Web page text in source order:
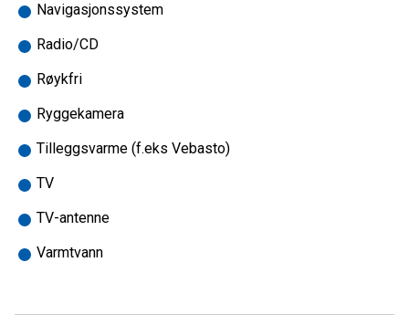
Navigasjonssystem
Radio/CD
Røykfri
Ryggekamera
Tilleggsvarme (f.eks Vebasto)
TV
TV-antenne
Varmtvann